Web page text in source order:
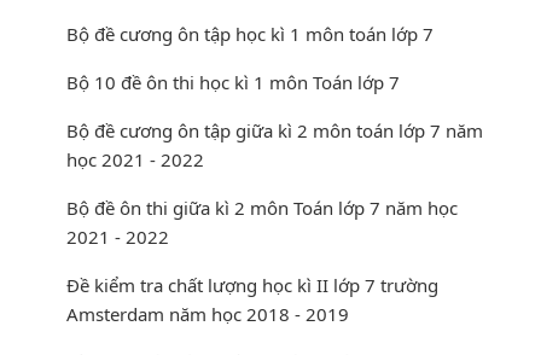
Bộ đề cương ôn tập học kì 1 môn toán lớp 7
Bộ 10 đề ôn thi học kì 1 môn Toán lớp 7
Bộ đề cương ôn tập giữa kì 2 môn toán lớp 7 năm
học 2021 - 2022
Bộ đề ôn thi giữa kì 2 môn Toán lớp 7 năm học
2021 - 2022
Đề kiểm tra chất lượng học kì II lớp 7 trường
Amsterdam năm học 2018 - 2019